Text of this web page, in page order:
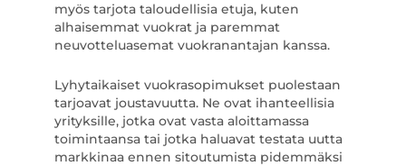
myös tarjota taloudellisia etuja, kuten
alhaisemmat vuokrat ja paremmat
neuvotteluasemat vuokranantajan kanssa.
Lyhytaikaiset vuokrasopimukset puolestaan
tarjoavat joustavuutta. Ne ovat ihanteellisia
yrityksille, jotka ovat vasta aloittamassa
toimintaansa tai jotka haluavat testata uutta
markkinaa ennen sitoutumista pidemmäksi